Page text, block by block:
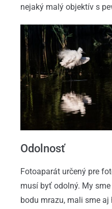
nejaký malý objektív s
Odolnosť
Fotoaparát určený pre
musí byť odolný. My
bodu mrazu, mali sme